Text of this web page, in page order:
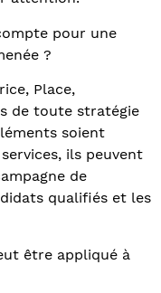
pour une
?
Place,
de toute stratégie
soient
ils peuvent
de
qualifiés et les
être appliqué à